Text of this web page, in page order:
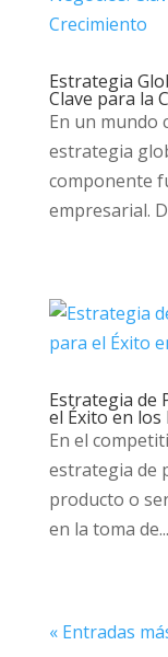
Estrategia
Clave para la
En un mundo
estrategia
componente
empresarial.
Estrategia de
el Éxito en los
En el
estrategia de
producto o
en la toma de...
« Entradas